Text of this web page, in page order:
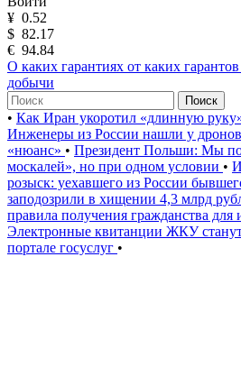
¥ 0.52
$ 82.17
€ 94.84
О каких гарантиях от каких гарантов
добычи
Поиск
• Как Иран укоротил «длинную
Инженеры из России нашли у
«нюанс» • Президент Польши: Мы
москалей», но при одном условии •
розыск: уехавшего из России
заподозрили в хищении 4,3 млрд
правила получения гражданства для
Электронные квитанции ЖКУ
портале госуслуг •